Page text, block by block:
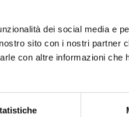
dei social media e
sito con i nostri partner
con altre informazioni che